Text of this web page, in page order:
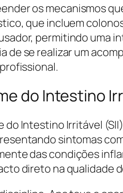
os mecanismos
que incluem
permitindo uma
de se realizar um
do Intestino
do Intestino Irritável
sintomas
das condições
direto na qualidade